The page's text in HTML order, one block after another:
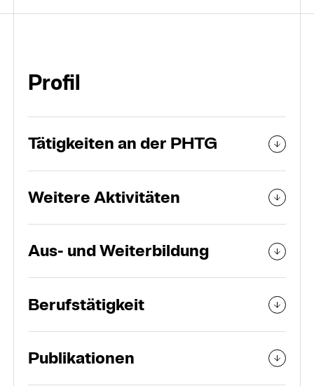
Profil
Tätigkeiten an der PHTG
Weitere Aktivitäten
Aus- und Weiterbildung
Berufstätigkeit
Publikationen